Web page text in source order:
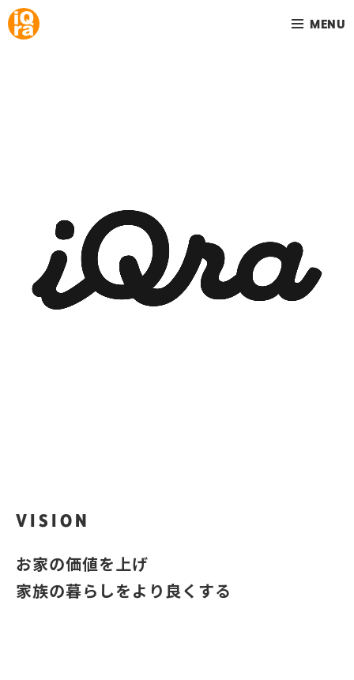
MENU
VISION
お家の価値を上げ
家族の暮らしをより良くする